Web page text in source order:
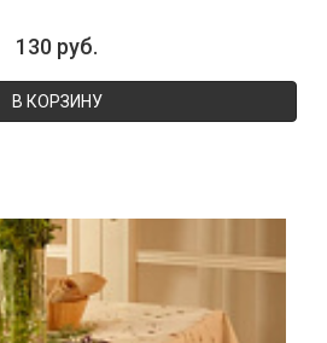
130 руб.
В КОРЗИНУ